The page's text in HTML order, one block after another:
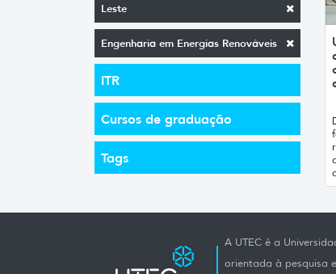
Leste
Engenharia em Energias Renováveis
ITR
Cursos de graduação
Tags
A UTEC é a
orientada à pesquisa